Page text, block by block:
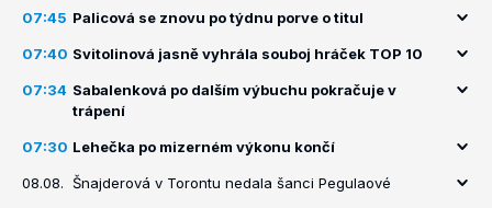
07:45 Palicová se znovu po týdnu porve o titul
07:40 Svitolinová jasně vyhrála souboj hráček TOP 10
07:34 Sabalenková po dalším výbuchu pokračuje v
trápení
07:30 Lehečka po mizerném výkonu končí
08.08. Šnajderová v Torontu nedala šanci Pegulaové